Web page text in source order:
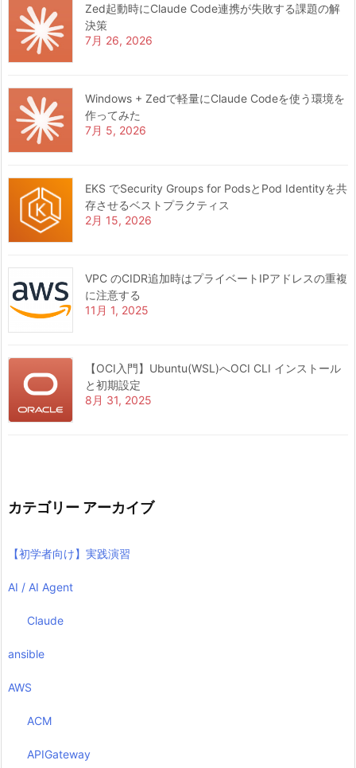
Zed起動時にClaude Code連携が失敗する課題の解
決策
7月 26, 2026
Windows + Zedで軽量にClaude Codeを使う環境を
作ってみた
7月 5, 2026
EKS でSecurity Groups for PodsとPod Identityを共
存させるベストプラクティス
2月 15, 2026
VPC のCIDR追加時はプライベートIPアドレスの重複
に注意する
11月 1, 2025
【OCI入門】Ubuntu(WSL)へOCI CLI インストール
と初期設定
8月 31, 2025
カテゴリー アーカイブ
【初学者向け】実践演習
AI / AI Agent
Claude
ansible
AWS
ACM
APIGateway